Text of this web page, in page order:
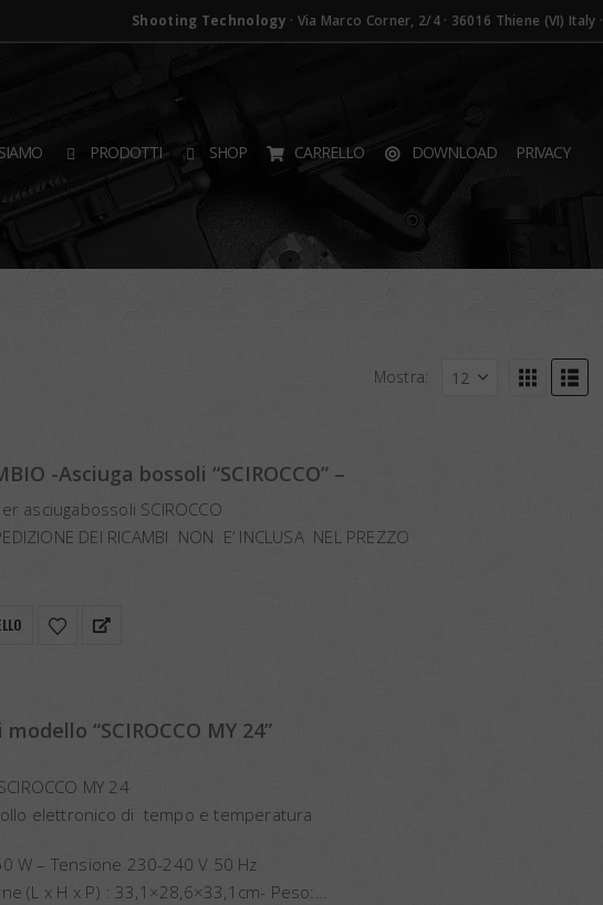
Shooting Technology · Via Marco Corner, 2/4 · 36016 Thiene (VI) Italy ·
PRODOTTI SHOP CARRELLO DOWNLOAD PRIVACY
Mostra:
-Asciuga bossoli “SCIROCCO” –
asciugabossoli SCIROCCO
DEI RICAMBI NON E’ INCLUSA NEL PREZZO
“SCIROCCO MY 24”
MY 24
elettronico di tempo e temperatura
W – Tensione 230-240 V 50 Hz
(L x H x P) : 33,1×28,6×33,1cm- Peso:…